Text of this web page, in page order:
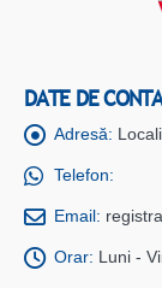
DATE DE
Adresă:
Telefon:
Email:
Orar: Luni -